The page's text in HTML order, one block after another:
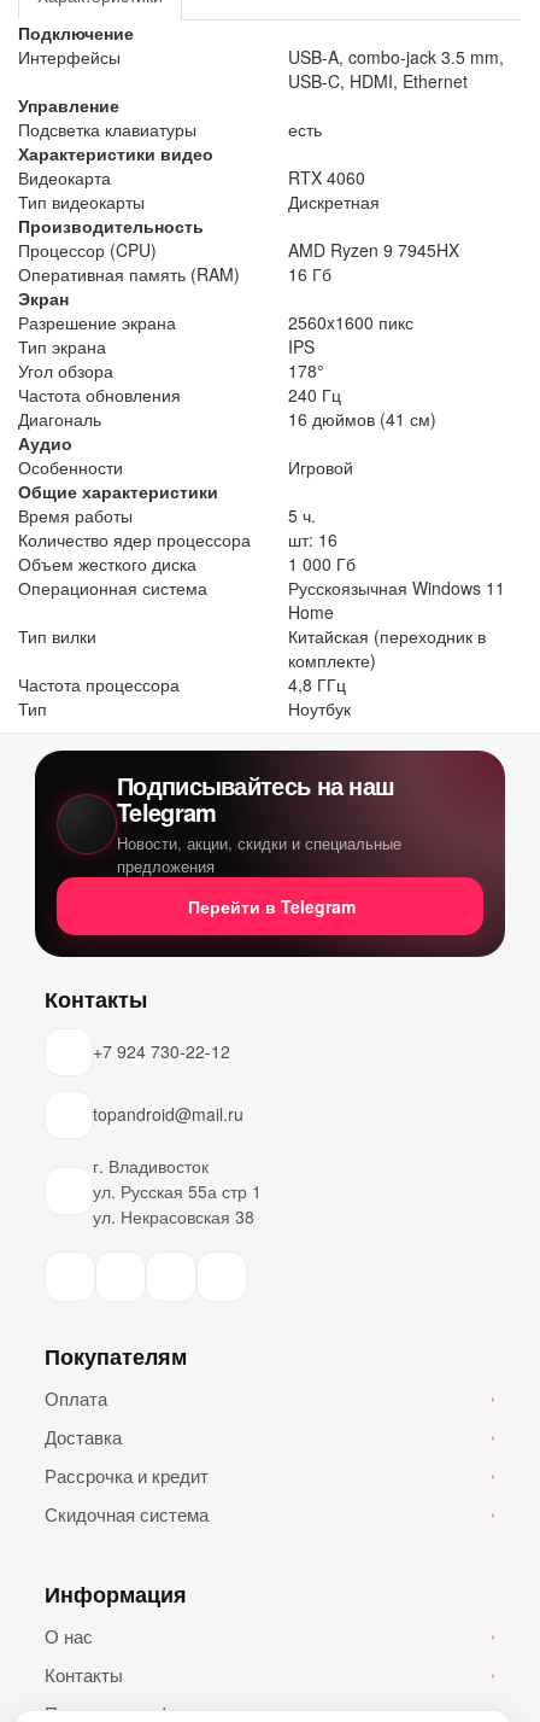
Подключение
Интерфейсы
USB-A, combo-jack 3.5 mm,
USB-C, HDMI, Ethernet
Управление
Подсветка клавиатуры
есть
Характеристики видео
Видеокарта
RTX 4060
Тип видеокарты
Дискретная
Производительность
Процессор (CPU)
AMD Ryzen 9 7945HX
Оперативная память (RAM)
16 Гб
Экран
Разрешение экрана
2560x1600 пикс
Тип экрана
IPS
Угол обзора
178°
Частота обновления
240 Гц
Диагональ
16 дюймов (41 см)
Аудио
Особенности
Игровой
Общие характеристики
Время работы
5 ч.
Количество ядер процессора
шт: 16
Объем жесткого диска
1 000 Гб
Операционная система
Русскоязычная Windows 11
Home
Тип вилки
Китайская (переходник в
комплекте)
Частота процессора
4,8 ГГц
Тип
Ноутбук
Подписывайтесь на наш
Telegram
Новости, акции, скидки и специальные
предложения
Перейти в Telegram
Контакты
+7 924 730-22-12
topandroid@mail.ru
г. Владивосток
ул. Русская 55а стр 1
ул. Некрасовская 38
Покупателям
Оплата ›
Доставка ›
Рассрочка и кредит ›
Скидочная система ›
Информация
О нас ›
Контакты ›
Политика конфиденциальности